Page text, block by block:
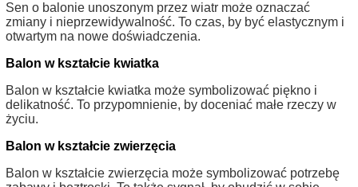
Sen o balonie unoszonym przez wiatr może oznaczać
zmiany i nieprzewidywalność. To czas, by być elastycznym i
otwartym na nowe doświadczenia.
Balon w kształcie kwiatka
Balon w kształcie kwiatka może symbolizować piękno i
delikatność. To przypomnienie, by doceniać małe rzeczy w
życiu.
Balon w kształcie zwierzęcia
Balon w kształcie zwierzęcia może symbolizować potrzebę